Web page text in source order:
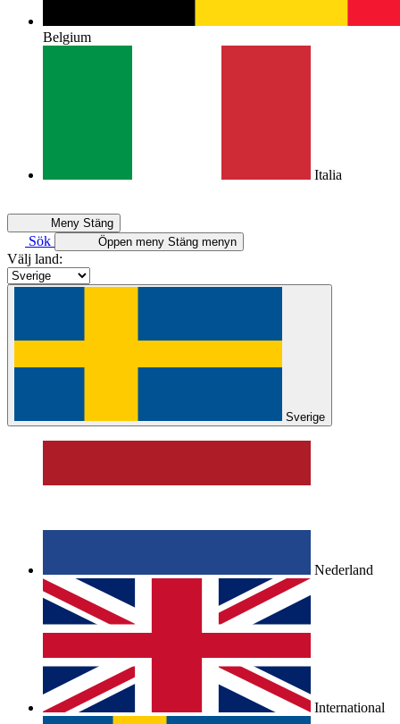
Belgium
Italia
Meny Stäng
Sök Öppen meny Stäng menyn
Välj land:
Sverige
Nederland
International